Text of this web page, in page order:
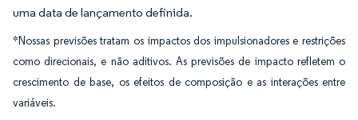
uma data de lançamento definida.
*Nossas previsões tratam os impactos dos impulsionadores e restrições
como direcionais, e não aditivos. As previsões de impacto refletem o
crescimento de base, os efeitos de composição e as interações entre
variáveis.